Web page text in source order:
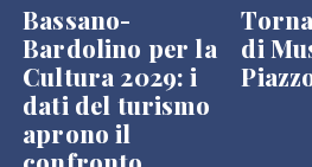
Bassano-
Bardolino per la
Cultura 2029: i
dati del turismo
aprono il
di